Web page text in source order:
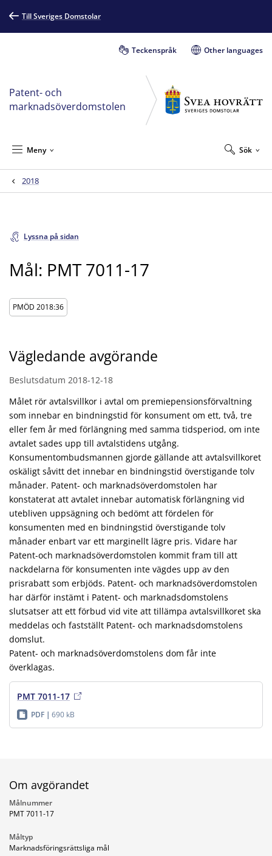
Till Sveriges Domstolar
Teckenspråk Other languages
Patent- och
marknadsöverdomstolen
Sök
Meny
2018
Lyssna på sidan
Mål: PMT 7011-17
PMÖD 2018:36
Vägledande avgörande
Beslutsdatum 2018-12-18
Målet rör avtalsvillkor i avtal om premiepensionsförvaltning
som innebar en bindningstid för konsument om ett, två, tre
eller fem år med förlängning med samma tidsperiod, om inte
avtalet sades upp till avtalstidens utgång.
Konsumentombudsmannen gjorde gällande att avtalsvillkoret
oskäligt såvitt det innebar en bindningstid överstigande tolv
månader. Patent- och marknadsöverdomstolen har
konstaterat att avtalet innebar automatisk förlängning vid
utebliven uppsägning och bedömt att fördelen för
konsumenten med en bindningstid överstigande tolv
månader enbart var ett marginellt lägre pris. Vidare har
Patent-och marknadsöverdomstolen kommit fram till att
nackdelarna för konsumenten inte vägdes upp av den
prisrabatt som erbjöds. Patent- och marknadsöverdomstolen
har därför instämt i Patent- och marknadsdomstolens
slutsatser att ett förbud vid vite att tillämpa avtalsvillkoret ska
meddelas och fastställt Patent- och marknadsdomstolens
domslut.
Patent- och marknadsöverdomstolens dom får inte
överklagas.
PMT 7011-17
PDF 690 kB
Om avgörandet
Målnummer
PMT 7011-17
Måltyp
Marknadsföringsrättsliga mål